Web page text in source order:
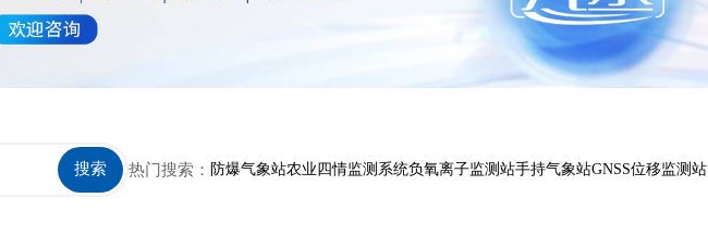
搜索 热门搜索： 防爆气象站农业四情监测系统负氧离子监测站手持气象站GNSS位移监测站